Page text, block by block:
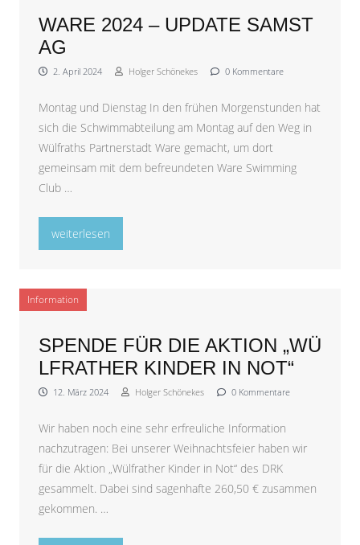
WARE 2024 – UPDATE SAMST
AG
2. April 2024 Holger Schönekes 0 Kommentare
Montag und Dienstag In den frühen Morgenstunden hat
sich die Schwimmabteilung am Montag auf den Weg in
Wülfraths Partnerstadt Ware gemacht, um dort
gemeinsam mit dem befreundeten Ware Swimming
Club …
„Ware 2024 – Update Samstag“
weiterlesen
Information
SPENDE FÜR DIE AKTION „WÜ
LFRATHER KINDER IN NOT“
12. März 2024 Holger Schönekes 0 Kommentare
Wir haben noch eine sehr erfreuliche Information
nachzutragen: Bei unserer Weihnachtsfeier haben wir
für die Aktion „Wülfrather Kinder in Not“ des DRK
gesammelt. Dabei sind sagenhafte 260,50 € zusammen
gekommen. …